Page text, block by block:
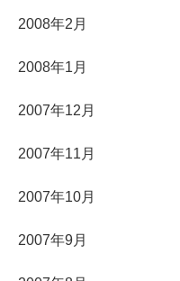
2008年2月
2008年1月
2007年12月
2007年11月
2007年10月
2007年9月